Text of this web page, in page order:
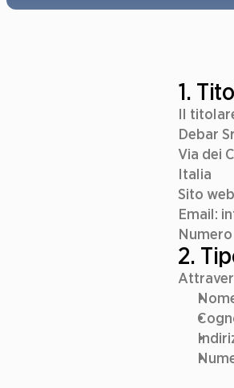
1.
Il
Debar
Via dei
Italia
Sito
Email:
2.